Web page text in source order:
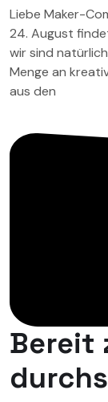
Liebe Maker-
24. August
wir sind
Menge an
aus den
Bereit